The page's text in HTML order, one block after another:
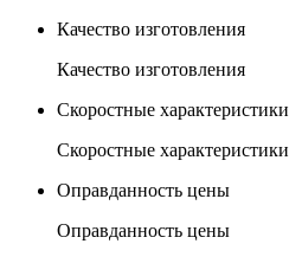
Качество изготовления
Качество изготовления
Скоростные характеристики
Скоростные характеристики
Оправданность цены
Оправданность цены